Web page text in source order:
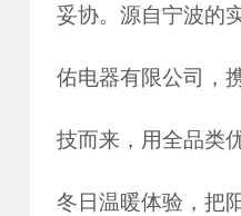
妥协。源自宁波
佑电器有限公司，
技而来，用全品类
冬日温暖体验，把